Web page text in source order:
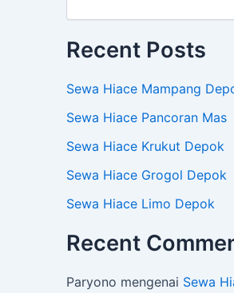
Recent Posts
Sewa Hiace Mampang
Sewa Hiace Pancoran Mas
Sewa Hiace Krukut Depok
Sewa Hiace Grogol Depok
Sewa Hiace Limo Depok
Recent
Paryono mengenai Sewa